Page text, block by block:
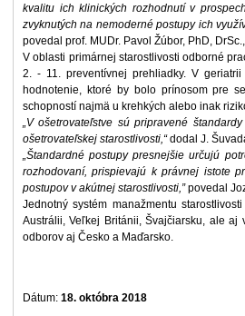
kvalitu ich klinických rozhodnutí v
zvyknutých na nemoderné postupy ich
povedal prof. MUDr. Pavol Žúbor, PhD,
V oblasti primárnej starostlivosti odborné
2. - 11. preventívnej prehliadky. V
hodnotenie, ktoré by bolo prínosom pre
schopností najmä u krehkých alebo inak
„V ošetrovateľstve sú pripravené
ošetrovateľskej starostlivosti,“dodal J.
„Štandardné postupy presnejšie určujú
rozhodovaní, prispievajú k právnej istote
postupov v akútnej starostlivosti,”povedal
Jednotný systém manažmentu
Austrálii, Veľkej Británii, Švajčiarsku, ale aj
odborov aj Česko a Maďarsko.
Dátum: 18. októbra 2018